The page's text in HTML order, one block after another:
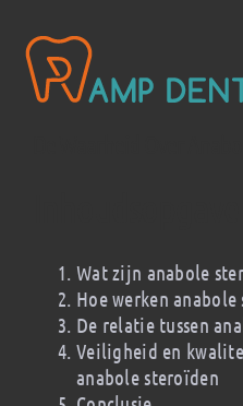
contenido
Productos
Beneficios
Wat zijn anabole
Hoe werken anabole
De relatie tussen
Veiligheid en
anabole steroïden